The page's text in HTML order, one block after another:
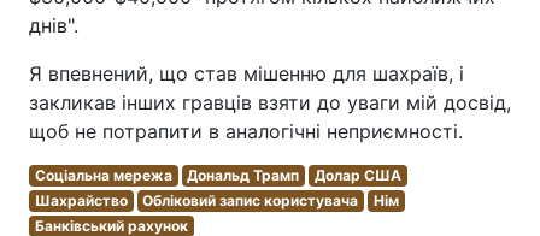
днів".
Я впевнений, що став мішенню для шахраїв, і
закликав інших гравців взяти до уваги мій досвід,
щоб не потрапити в аналогічні неприємності.
Соціальна мережа Дональд Трамп
Долар США
Шахрайство
Обліковий запис користувача
Нім
Банківський рахунок